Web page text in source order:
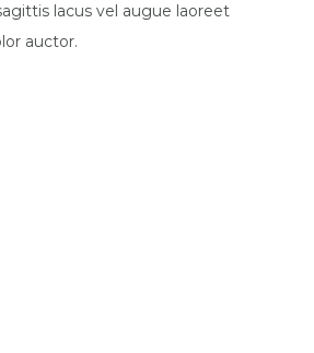
lacus vel augue laoreet
auctor.